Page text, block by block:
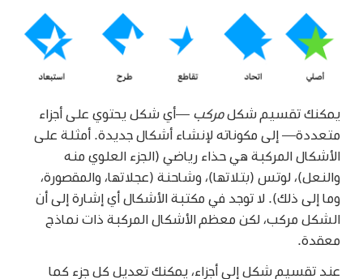
يمكنك تقسيم شكلمركب —أي شكل يحتوي على أجزاء
متعددة— إلى مكوناته لإنشاء أشكال جديدة. أمثلة على
الأشكال المركبة هي حذاء رياضي (الجزء العلوي منه
والنعل)، لوتس (بتلاتها)، وشاحنة (عجلاتها، والمقصورة،
وما إلى ذلك). لا توجد في مكتبة الأشكال أي إشارة إلى أن
الشكل مركب، لكن معظم الأشكال المركبة ذات نماذج
معقدة.
عند تقسيم شكل إلى أجزاء، يمكنك تعديل كل جزء كما